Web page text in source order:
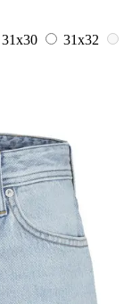
31x30 31x32